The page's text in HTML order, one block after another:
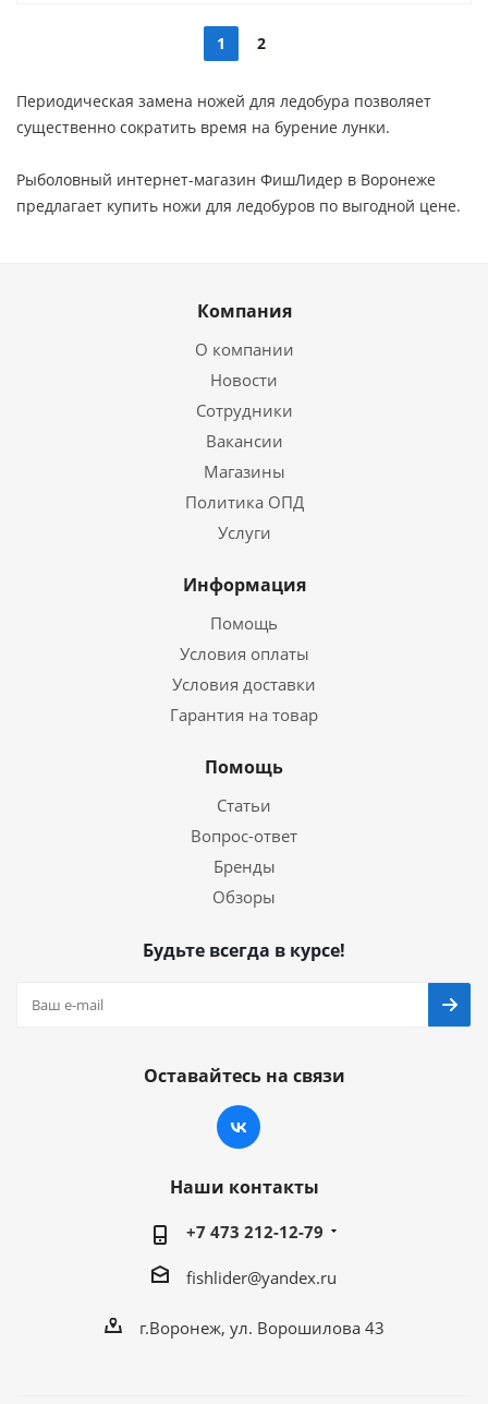
1 2
Периодическая замена ножей для ледобура позволяет
существенно сократить время на бурение лунки.
Рыболовный интернет-магазин ФишЛидер в Воронеже
предлагает купить ножи для ледобуров по выгодной цене.
Компания
О компании
Новости
Сотрудники
Вакансии
Магазины
Политика ОПД
Услуги
Информация
Помощь
Условия оплаты
Условия доставки
Гарантия на товар
Помощь
Статьи
Вопрос-ответ
Бренды
Обзоры
Будьте всегда в курсе!
Оставайтесь на связи
Наши контакты
+7 473 212-12-79
fishlider@yandex.ru
г.Воронеж, ул. Ворошилова 43